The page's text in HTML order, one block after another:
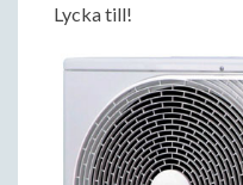
Lycka till!